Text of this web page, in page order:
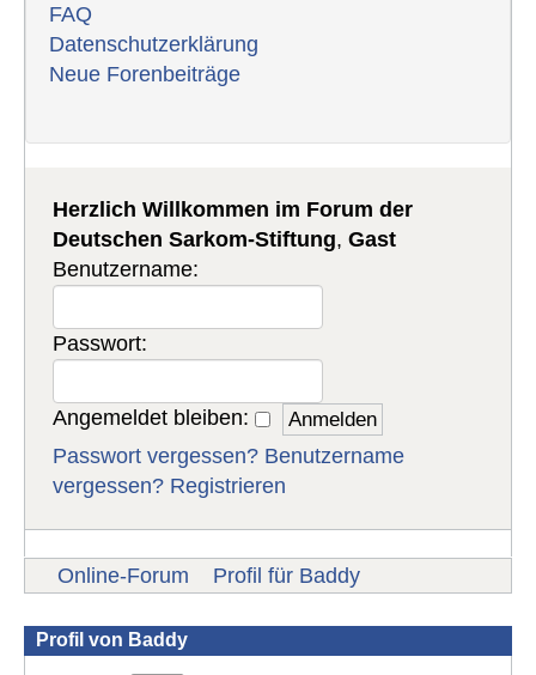
FAQ
Datenschutzerklärung
Neue Forenbeiträge
Herzlich Willkommen im Forum der
Deutschen Sarkom-Stiftung,Gast
Benutzername:
Passwort:
Angemeldet bleiben:
Passwort vergessen? Benutzername
vergessen? Registrieren
Online-Forum Profil für Baddy
Profil von Baddy